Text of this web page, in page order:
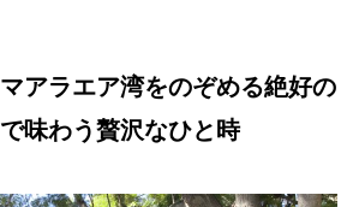
アラエア湾をのぞめる絶好の
味わう贅沢なひと時